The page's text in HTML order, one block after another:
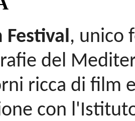
Festival, unico
del
ricca di film
con